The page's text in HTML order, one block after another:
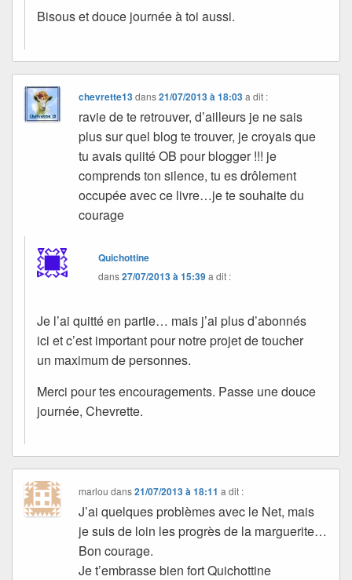
Bisous et douce journée à toi aussi.
chevrette13dans21/07/2013 à 18:03 a dit :
ravie de te retrouver, d’ailleurs je ne sais
plus sur quel blog te trouver, je croyais que
tu avais quiité OB pour blogger !!! je
comprends ton silence, tu es drôlement
occupée avec ce livre…je te souhaite du
courage
Quichottine
dans27/07/2013 à 15:39a dit :
Je l’ai quitté en partie… mais j’ai plus d’abonnés
ici et c’est important pour notre projet de toucher
un maximum de personnes.
Merci pour tes encouragements. Passe une douce
journée, Chevrette.
marlou dans21/07/2013 à 18:11 a dit :
J’ai quelques problèmes avec le Net, mais
je suis de loin les progrès de la marguerite…
Bon courage.
Je t’embrasse bien fort Quichottine